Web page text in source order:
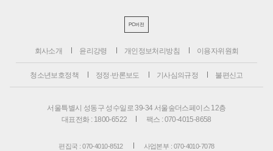
PC버전
회사소개 윤리강령 개인정보처리방침 이용자위원회
청소년보호정책 정정·반론보도 기사심의규정 불편신고
서울특별시 성동구 성수일로 39-34 서울숲더스페이스 12층
대표전화 : 1800-6522
팩스 : 070-4015-8658
편집국 : 070-4010-8512 사업본부 : 070-4010-7078